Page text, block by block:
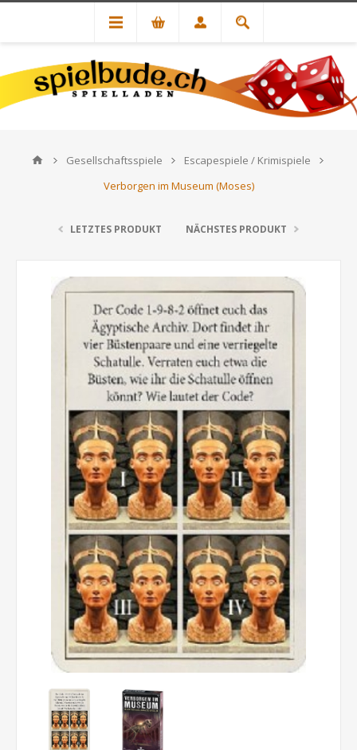
Gesellschaftsspiele
Escapespiele / Krimispiele
Verborgen im Museum (Moses)
LETZTES PRODUKT NÄCHSTES PRODUKT